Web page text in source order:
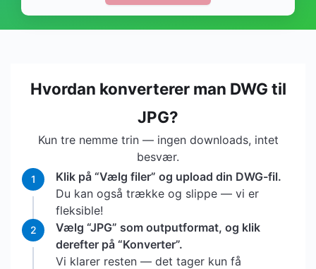
Hvordan konverterer man DWG til
JPG?
Kun tre nemme trin — ingen downloads, intet
besvær.
1
Klik på “Vælg filer” og upload din DWG-fil.
Du kan også trække og slippe — vi er
fleksible!
2
Vælg “JPG” som outputformat, og klik
derefter på “Konverter”.
Vi klarer resten — det tager kun få